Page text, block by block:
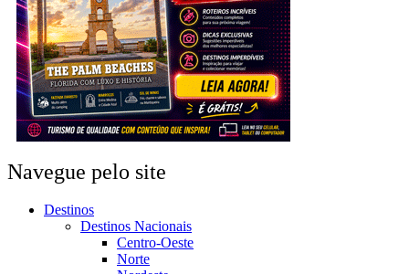
Navegue pelo site
Destinos
Destinos Nacionais
Centro-Oeste
Norte